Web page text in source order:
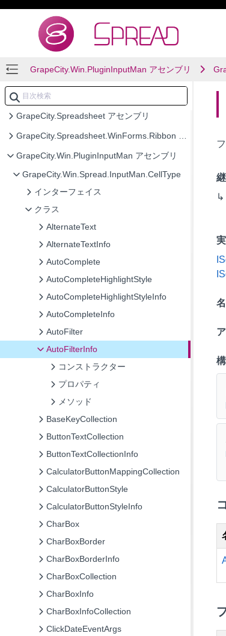
GrapeCity.Win.PluginInputMan アセンブリ
FarPoint.PDF アセンブリ
FarPoint.Win アセンブリ
FarPoint.Win.SpreadJ アセンブリ
GrapeCity.CalcEngine アセンブリ
GrapeCity.Spreadsheet アセンブリ
GrapeCity.Spreadsheet.WinForms.Ribbon アセンブリ
GrapeCity.Win.PluginInputMan アセンブリ
GrapeCity.Win.Spread.InputMan.CellType
インターフェイス
クラス
AlternateText
AlternateTextInfo
AutoComplete
AutoCompleteHighlightStyle
AutoCompleteHighlightStyleInfo
AutoCompleteInfo
AutoFilter
AutoFilterInfo
コンストラクター
プロパティ
メソッド
BaseKeyCollection
ButtonTextCollection
ButtonTextCollectionInfo
CalculatorButtonMappingCollection
CalculatorButtonStyle
CalculatorButtonStyleInfo
CharBox
CharBoxBorder
CharBoxBorderInfo
CharBoxCollection
CharBoxInfo
CharBoxInfoCollection
ClickDateEventArgs